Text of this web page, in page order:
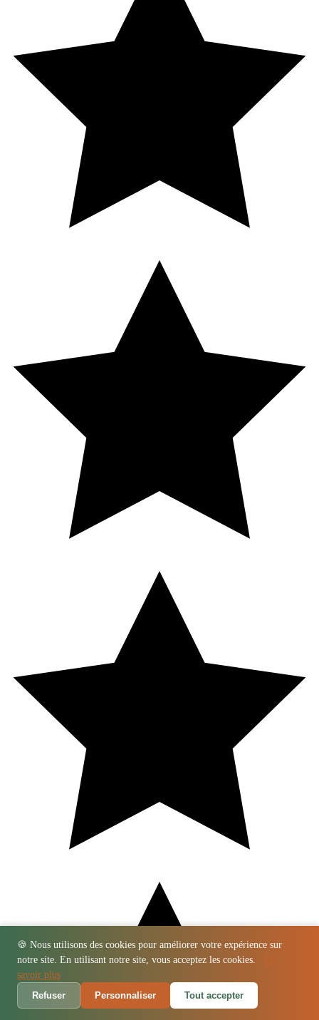
🍪 Nous utilisons des cookies pour améliorer votre expérience sur
notre site. En utilisant notre site, vous acceptez les cookies.
savoir plus
Refuser
Personnaliser Tout accepter